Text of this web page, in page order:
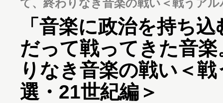
て、終わりなき音楽の戦い＜戦うア
「音楽に政治を持ち
だって戦ってきた音
りなき音楽の戦い＜
選・21世紀編＞